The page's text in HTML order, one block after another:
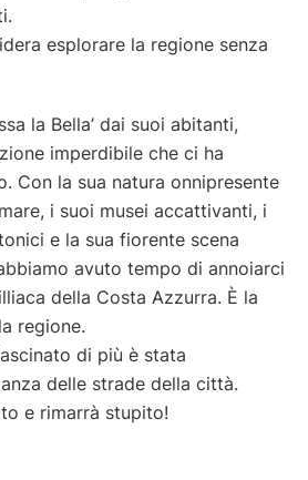
esplorare la regione senza
la Bella’ dai suoi abitanti,
imperdibile che ci ha
Con la sua natura onnipresente
i suoi musei accattivanti, i
e la sua fiorente scena
avuto tempo di annoiarci
della Costa Azzurra. È la
regione.
di più è stata
delle strade della città.
e rimarrà stupito!